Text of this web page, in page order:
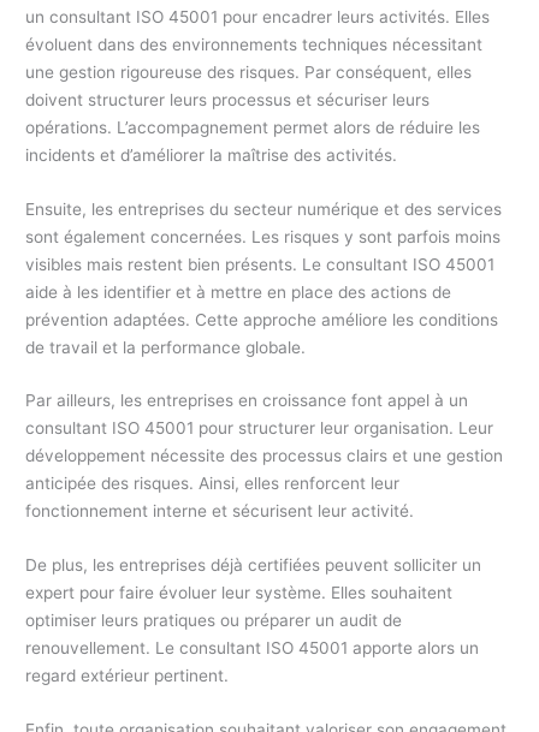
un consultant ISO 45001 pour encadrer leurs activités. Elles
évoluent dans des environnements techniques nécessitant
une gestion rigoureuse des risques. Par conséquent, elles
doivent structurer leurs processus et sécuriser leurs
opérations. L’accompagnement permet alors de réduire les
incidents et d’améliorer la maîtrise des activités.
Ensuite, les entreprises du secteur numérique et des services
sont également concernées. Les risques y sont parfois moins
visibles mais restent bien présents. Le consultant ISO 45001
aide à les identifier et à mettre en place des actions de
prévention adaptées. Cette approche améliore les conditions
de travail et la performance globale.
Par ailleurs, les entreprises en croissance font appel à un
consultant ISO 45001 pour structurer leur organisation. Leur
développement nécessite des processus clairs et une gestion
anticipée des risques. Ainsi, elles renforcent leur
fonctionnement interne et sécurisent leur activité.
De plus, les entreprises déjà certifiées peuvent solliciter un
expert pour faire évoluer leur système. Elles souhaitent
optimiser leurs pratiques ou préparer un audit de
renouvellement. Le consultant ISO 45001 apporte alors un
regard extérieur pertinent.